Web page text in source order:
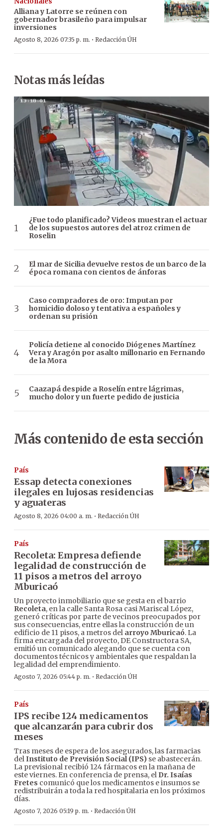
Alliana y Latorre se reúnen con
gobernador brasileño para impulsar
inversiones
Agosto 8, 2026 07:35 p. m. · Redacción ÚH
Notas más leídas
¿Fue todo planificado? Videos muestran el actuar
de los supuestos autores del atroz crimen de
Roselin
El mar de Sicilia devuelve restos de un barco de la
época romana con cientos de ánforas
Caso compradores de oro: Imputan por
homicidio doloso y tentativa a españoles y
ordenan su prisión
Policía detiene al conocido Diógenes Martínez
Vera y Aragón por asalto millonario en Fernando
de la Mora
Caazapá despide a Roselín entre lágrimas,
mucho dolor y un fuerte pedido de justicia
Más contenido de esta sección
País
Essap detecta conexiones
ilegales en lujosas residencias
y aguateras
Agosto 8, 2026 04:00 a. m. · Redacción ÚH
País
Recoleta: Empresa defiende
legalidad de construcción de
11 pisos a metros del arroyo
Mburicaó
Un proyecto inmobiliario que se gesta en el barrio
Recoleta, en la calle Santa Rosa casi Mariscal López,
generó críticas por parte de vecinos preocupados por
sus consecuencias, entre ellas la construcción de un
edificio de 11 pisos, a metros del arroyo Mburicaó. La
firma encargada del proyecto, DE Constructora SA,
emitió un comunicado alegando que se cuenta con
documentos técnicos y ambientales que respaldan la
legalidad del emprendimiento.
Agosto 7, 2026 05:44 p. m. · Redacción ÚH
País
IPS recibe 124 medicamentos
que alcanzarán para cubrir dos
meses
Tras meses de espera de los asegurados, las farmacias
delInstituto de Previsión Social (IPS) se abastecerán.
La previsional recibió 124 fármacos en la mañana de
este viernes. En conferencia de prensa, el Dr. Isaías
Fretes comunicó que los medicamentos e insumos se
redistribuirán a toda la red hospitalaria en los próximos
días.
Agosto 7, 2026 05:19 p. m. · Redacción ÚH